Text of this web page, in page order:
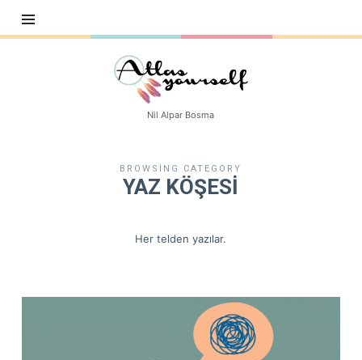
Atlasyourself
Nil Alpar Bosma
BROWSING CATEGORY
YAZ KÖŞESİ
Her telden yazılar.